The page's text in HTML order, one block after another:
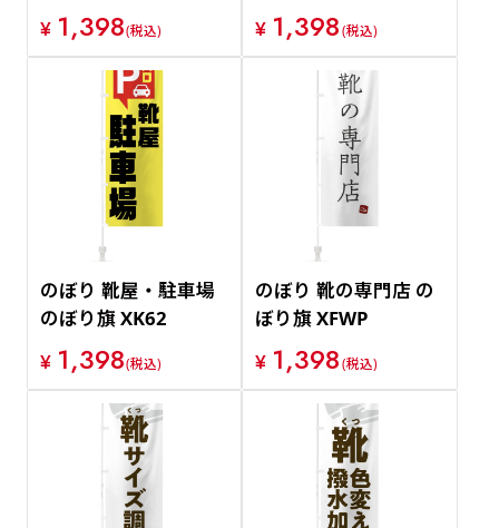
¥ 1,398(税込)
¥ 1,398(税込)
のぼり 靴屋・駐車場
のぼり旗 XK62
¥ 1,398(税込)
のぼり 靴の専門店 の
ぼり旗 XFWP
¥ 1,398(税込)